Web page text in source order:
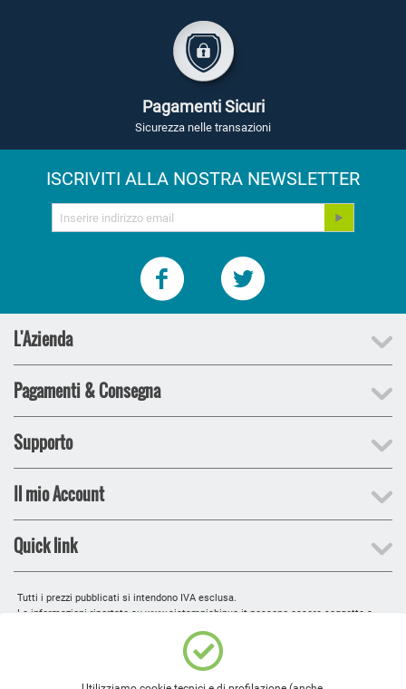
Pagamenti Sicuri
Sicurezza nelle transazioni
ISCRIVITI ALLA NOSTRA NEWSLETTER
L'Azienda
Pagamenti & Consegna
Supporto
Il mio Account
Quick link
Tutti i prezzi pubblicati si intendono IVA esclusa.
Le informazioni riportate su www.sistampichipuo.it possono essere soggette a
Le immagini sono indicative e possono presentare lievi variazioni cromatiche.
Web site design, testi e grafica © 2010-2019Explicita Srl
iproduzione anche parziale.